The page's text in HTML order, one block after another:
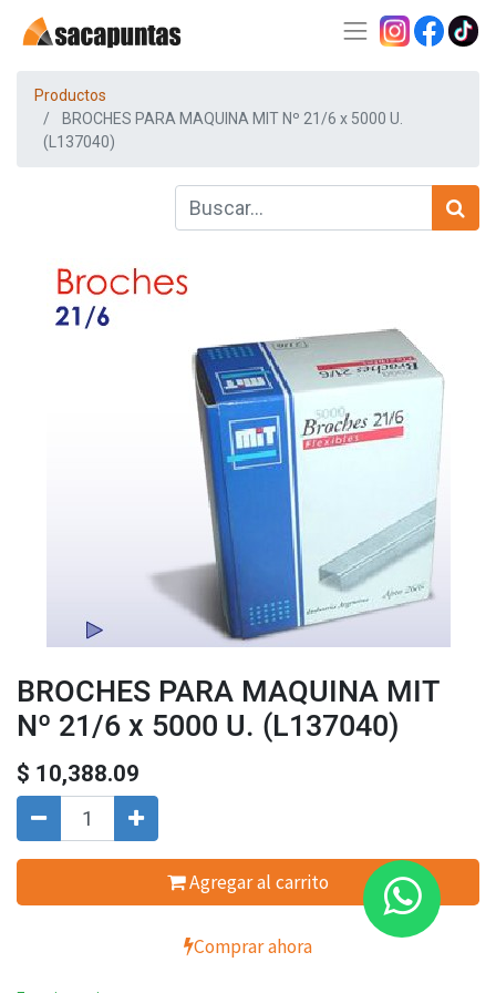
Productos
BROCHES PARA MAQUINA MIT Nº 21/6 x 5000 U.
(L137040)
BROCHES PARA MAQUINA MIT
Nº 21/6 x 5000 U. (L137040)
$ 10,388.09
Agregar al carrito
Comprar ahora